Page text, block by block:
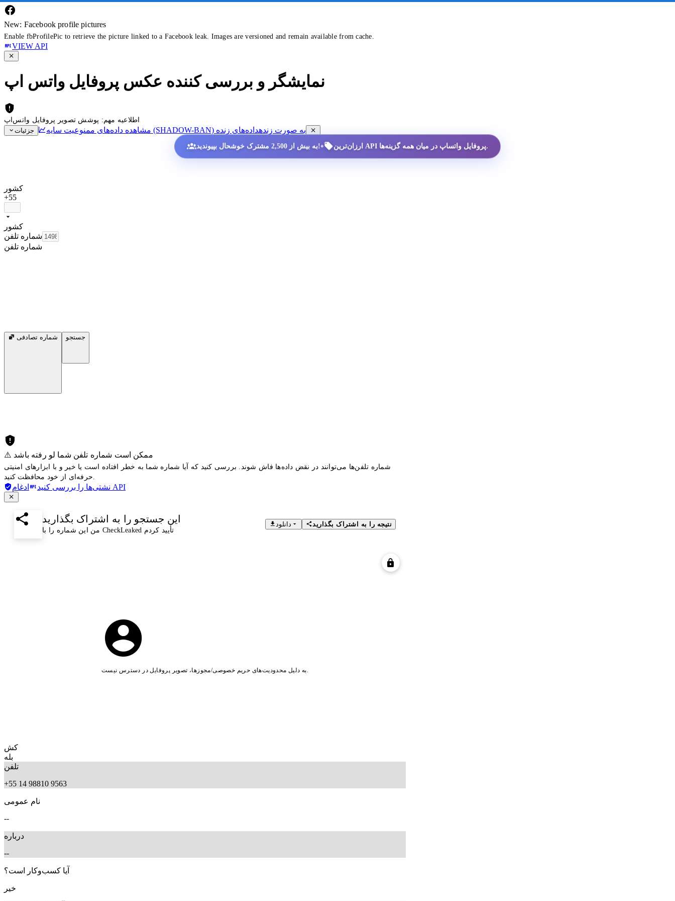
New: Facebook profile pictures
Enable fbProfilePic to retrieve the picture linked to a Facebook leak. Images are versioned and remain available from cache.
VIEW API
نمایشگر و بررسی کننده عکس پروفایل واتس اپ
اطلاعیه مهم: پوشش تصویر پروفایل واتس‌اپ
جزئیات
مشاهده داده‌های ممنوعیت سایه (SHADOW-BAN) به صورت زندهداده‌های زنده
به بیش از 2,500 مشترک خوشحال بپیوندید!• ارزان‌ترین API پروفایل واتساپ در میان همه گزینه‌ها.
کشور
+55
کشور
شماره تلفن
شماره تلفن
شماره تصادفی جستجو
⚠️ ممکن است شماره تلفن شما لو رفته باشد
شماره تلفن‌ها می‌توانند در نقض داده‌ها فاش شوند. بررسی کنید که آیا شماره شما به خطر افتاده است یا خیر و با ابزارهای امنیتی
نشتی‌ها را بررسی کنید ادغام API
این جستجو را به اشتراک بگذارید
من این شماره را با CheckLeaked تأیید کردم
دانلود نتیجه را به اشتراک بگذارید
به دلیل محدودیت‌های حریم خصوصی/مجوزها، تصویر پروفایل در دسترس نیست.
کش
بله
تلفن
+55 14 98810 9563
نام عمومی
--
درباره
--
آیا کسب‌وکار است؟
خیر